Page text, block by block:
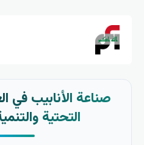
صناعة الأنابيب في
التحتية